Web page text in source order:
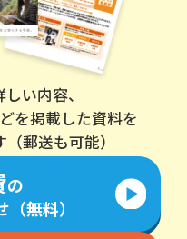
い内容、
を掲載した資料を
郵送も可能）
の
無料）